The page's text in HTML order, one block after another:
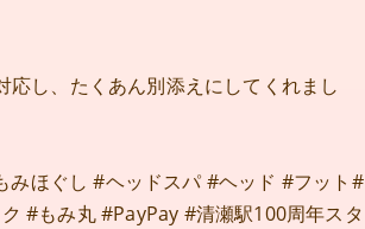
し、たくあん別添えにしてくれまし
ほぐし #ヘッドスパ #ヘッド #フット#
#もみ丸 #PayPay #清瀬駅100周年スタ